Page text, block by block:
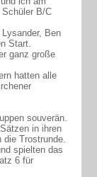
B/C
Ben
Start.
ganz große
hatten alle
souverän.
in ihren
Trostrunde.
spielten das
6 für